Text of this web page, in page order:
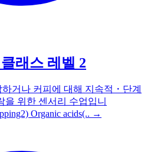
래스 레벨 2
하거나 커피에 대해 지속적・단계
을 위한 센서리 수업입니
Organic acids(.. →